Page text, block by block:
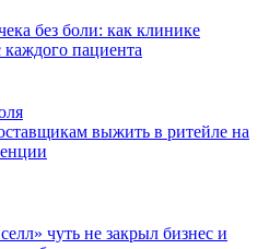
без боли: как клинике
каждого пациента
выжить в ритейле на
чуть не закрыл бизнес и